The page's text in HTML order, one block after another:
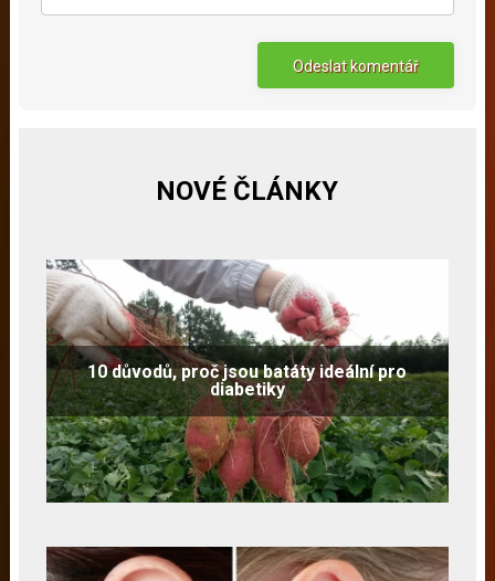
NOVÉ ČLÁNKY
10 důvodů, proč jsou batáty ideální pro
diabetiky